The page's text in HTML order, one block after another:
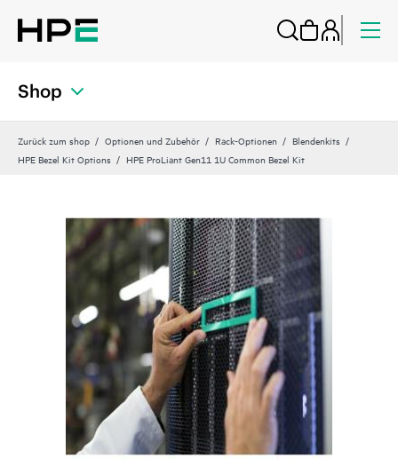
Shop
Zurück zum shop Optionen und Zubehör Rack-Optionen
Blendenkits
HPE Bezel Kit Options
HPE ProLiant Gen11 1U Common Bezel Kit